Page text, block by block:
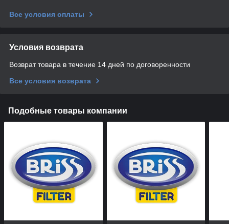
Все условия оплаты
Условия возврата
Возврат товара в течение 14 дней по договоренности
Все условия возврата
Подобные товары компании